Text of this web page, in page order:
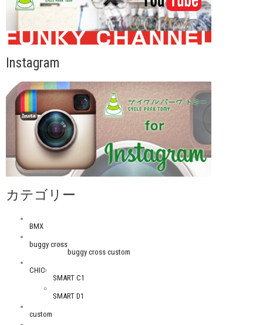
Instagram
カテゴリー
BMX
buggy cross
buggy cross custom
CHIC
SMART C1
SMART D1
custom